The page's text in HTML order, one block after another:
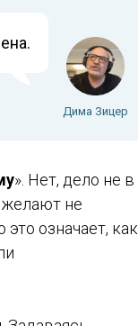
Дима Зицер
». Нет, дело не в
желают не
означает, как